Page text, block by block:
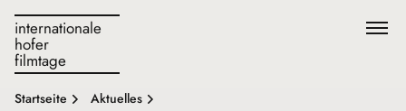
internationale
hofer
filmtage
Startseite Aktuelles